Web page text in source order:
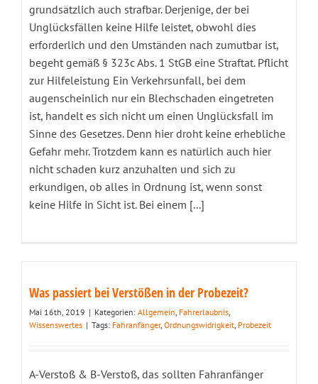
grundsätzlich auch strafbar. Derjenige, der bei
Unglücksfällen keine Hilfe leistet, obwohl dies
erforderlich und den Umständen nach zumutbar ist,
begeht gemäß § 323c Abs. 1 StGB eine Straftat. Pflicht
zur Hilfeleistung Ein Verkehrsunfall, bei dem
augenscheinlich nur ein Blechschaden eingetreten
ist, handelt es sich nicht um einen Unglücksfall im
Sinne des Gesetzes. Denn hier droht keine erhebliche
Gefahr mehr. Trotzdem kann es natürlich auch hier
nicht schaden kurz anzuhalten und sich zu
erkundigen, ob alles in Ordnung ist, wenn sonst
keine Hilfe in Sicht ist. Bei einem [...]
Was passiert bei Verstößen in der Probezeit?
Mai 16th, 2019 | Kategorien: Allgemein, Fahrerlaubnis,
Wissenswertes | Tags: Fahranfänger, Ordnungswidrigkeit, Probezeit
A-Verstoß & B-Verstoß, das sollten Fahranfänger